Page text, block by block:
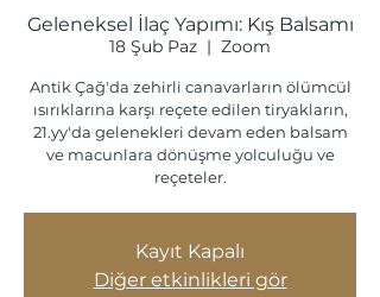
Geleneksel İlaç Yapımı: Kış Balsamı
18 Şub Paz
  |
Zoom
Antik Çağ'da zehirli canavarların ölümcül
ısırıklarına karşı reçete edilen tiryakların,
21.yy'da gelenekleri devam eden balsam
ve macunlara dönüşme yolculuğu ve
reçeteler.
Kayıt Kapalı
Diğer etkinlikleri gör